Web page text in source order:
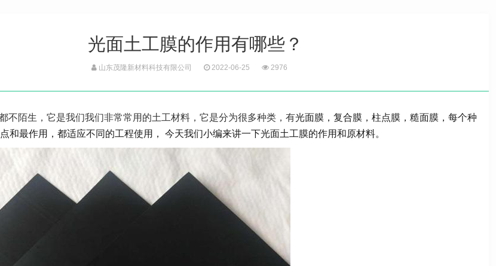
光面土工膜的作用有哪些？
山东茂隆新材料科技有限公司 2022-06-25 2976
不陌生，它是我们我们非常常用的土工材料，它是分为很多种类，有光面膜，复合膜，柱点膜，糙面膜，每个种
和最作用，都适应不同的工程使用， 今天我们小编来讲一下光面土工膜的作用和原材料。